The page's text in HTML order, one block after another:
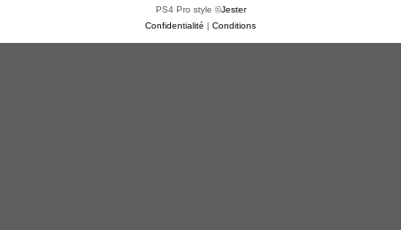
PS4 Pro style ©Jester
Confidentialité | Conditions